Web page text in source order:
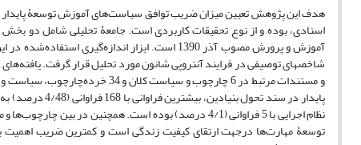
هدف این پژوهش تعیین میزان ضریب توافق سیاست‌های آموزش توسعۀ
اسنادی، بوده و از نوع تحقیقات کاربردی است. جامعۀ تحلیلی شامل دو
آموزش و پرورش مصوب آذر 1390 است. ابزار
شاخص­های توصیفی در فرایند آنتروپی شانون مورد تحلیل قرار گرفت.
پایدار در سند